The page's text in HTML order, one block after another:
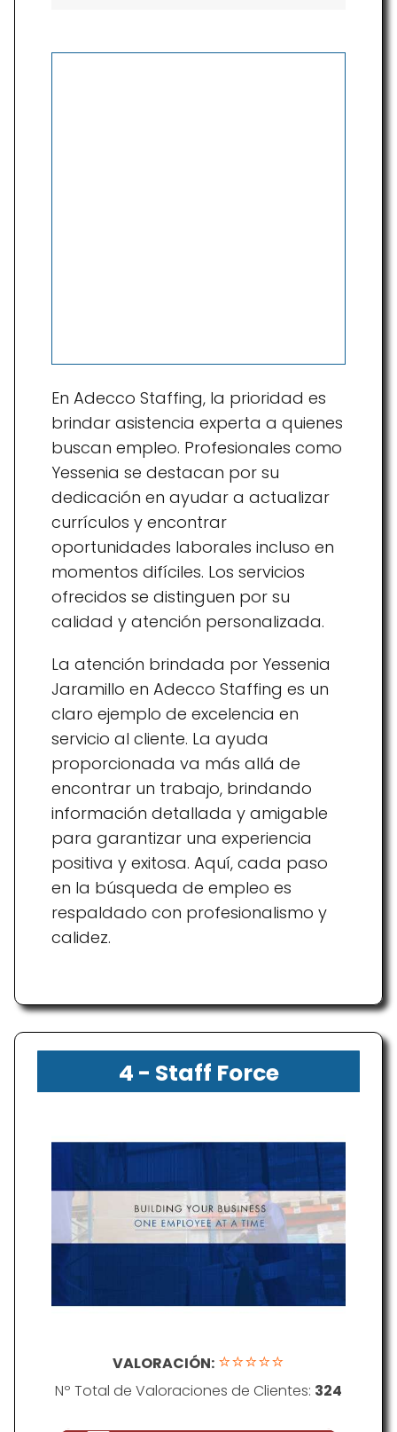
En Adecco Staffing, la prioridad es
brindar asistencia experta a quienes
buscan empleo. Profesionales como
Yessenia se destacan por su
dedicación en ayudar a actualizar
currículos y encontrar
oportunidades laborales incluso en
momentos difíciles. Los servicios
ofrecidos se distinguen por su
calidad y atención personalizada.
La atención brindada por Yessenia
Jaramillo en Adecco Staffing es un
claro ejemplo de excelencia en
servicio al cliente. La ayuda
proporcionada va más allá de
encontrar un trabajo, brindando
información detallada y amigable
para garantizar una experiencia
positiva y exitosa. Aquí, cada paso
en la búsqueda de empleo es
respaldado con profesionalismo y
calidez.
4 - Staff Force
VALORACIÓN: ⭐⭐⭐⭐⭐
Nº Total de Valoraciones de Clientes: 324